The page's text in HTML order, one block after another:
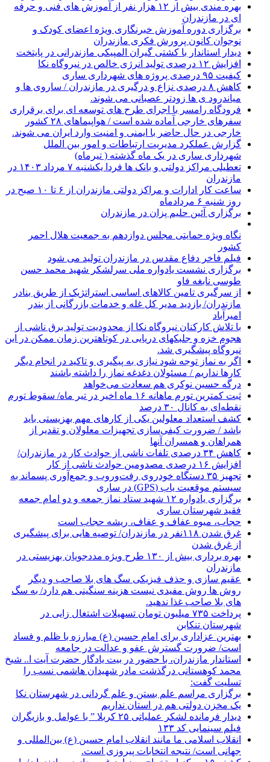
بهره مندی بیش از ۱۲ هزار نفر از آموزش های فنی و حرفه
ای در مازندران
برگزاری دوره آموزش خبرنگاری ویژه اعضای کودک و
نوجوان کانون پرورش فکری مازندران
دیدار استاندار با کشتی گیران المپیکی مازندرانی در پایتخت
افزایش ۱۲ درصدی تولید انرژی خالص در نیروگاه نکا
کیفیت ۹۵ درصدی پروژه های شهرداری ساری
کاهش ۸ درصدی نزاع و درگیری در مازندران / ساروی ها و
میاندرود ی ها زودتر عصبانی می شوند.
فرودگاه رامسر با اجرای طرح های توسعه ای برای برقراری
سفرهای خارجی آماده شده است / هواپیماهای ۲۸ کشور
خارجی در حال حاضر با ایمنی و امنیت وارد ایران می شوند.
گزارش عملکرد مدیریت ارتباطات و امور بین الملل
شهرداری ساری در یک ماه گذشته ( تیرماه)
تعطیلی مراکز دولتی و بانک ها فردا یکشنبه ۷ مرداد ۱۴۰۳ در
مازندران
ساعت کار ادارات و مراکز دولتی مازندران از ۶ تا ۱۰ صبح در
روز شنبه ۶ مردادماه
برگزاری آئین حلیم پزان در مازندران
نگاه ویژه حمایتی مجلس دوازدهم به جمعیت هلال احمر
کشور
فیلم فاخر دفاع مقدس در مازندران تولید می شود
برگزاری نشست یادواره ملی سرلشکر شهید محمد حسن
طوسی نابغه فاو
از سرگیری تامین کالاهای اساسی استراتژیک از طریق بنادر
مازندران/ بازدید مدیر کل غله و خدمات بازرگانی از بندر
امیرآباد
با تلاش کارکنان نیروگاه نکا از محدودیت تولید برق ناشی از
هجوم خزه و جلبکهای دریایی در کوتاهترین زمان ممکن در این
نیروگاه پیشگیری شد.
اگر به نماز توجه شود نیازی به پیگیری و تاکید در انجام دیگر
کارها نداریم / مسئولان دغدغه نماز را داشته باشند
درگه حسین نوکری هم سعادت می‌خواهد
ثبت کمترین تورم ماهانه ۱۶ ماه اخیر در تیر ماه/ سقوط تورم
نقطه‌ای به کانال ۳۰ درصد
کشف استعداد معلولین یکی از کارهای مهم بهزیستی باید
باشد / ضرورت کیفی‌سازی تجهیزات معلولان و تقدیر از
همراهان و همسران آنها
کاهش ۳۴ درصدی تلفات ناشی از حوادث كار در مازندران/
افزایش ۱۶ درصدی مصدومین حوادث ناشی از کار
تجهیز ۳۵ دستگاه خودروی رفت‌وروب و جمع‌آوری پسماند به
سیستم موقعیت یاب (GPS) در ساری
برگزاری یادواره ۱۲ شهید ستاد نماز جمعه و دو امام جمعه
فقید شهرستان ساری
حجاب، میوه عفاف و عفاف، ریشه حجاب است
غرق شدن ۱۱۸نفر در مازندران/ توصيه هايی برای پيشگيری
از غرق شدن
بهره برداری بیش از ۱۳۰ طرح ویژه مددجویان بهزیستی در
مازندران
عقیم سازی و حذف فیزیکی سگ های بلا صاحب و دیگر
روش ها روش مفیدی نیست هزینه سنگینی هم دارد/ به سگ
های بلا صاحب غذا ندهید.
پرداخت ۷۳۵ میلیون تومان تسهیلات اشتغال زایی در
شهرستان تنکابن
بهترین عزاداری برای امام حسین (ع) مبارزه با ظلم و فساد
است/ ضرورت گسترش عفو و عدالت در جامعه
استاندار مازندران، با حضور در بیت یادگار حضرت آیت ا.. شیخ
محمد کوهستانی درگذشت مادر شهیدان هاشمی نسب را
تسلیت گفت:
برگزاری مراسم علم بستن و علم گردانی در شهرستان نکا
یک مخزن دولتی هم در استان نداریم
دیدار فرمانده لشکر عملیاتی ۲۵ کربلا ” با عوامل و بازیگران
فیلم سینمایی کد ۱۳۳
انقلاب اسلامی ما مانند انقلاب امام حسین (ع) بین‌المللی و
جهانی است/ نتیجه انتخابات پیروزی است.